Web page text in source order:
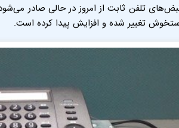
تلفن ثابت از امروز در حالی صادر
تغییر شده و افزایش پیدا کرده است.